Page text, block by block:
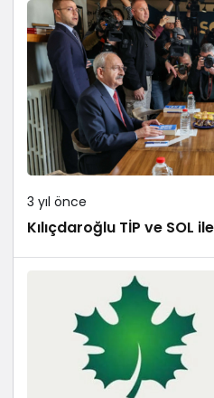
3 yıl önce
Kılıçdaroğlu TİP ve SOL